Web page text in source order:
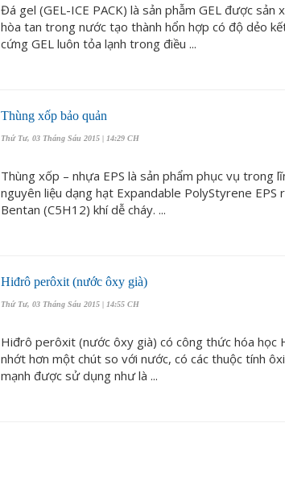
Đá gel (GEL-ICE PACK) là sản phẫm GEL được sản
hòa tan trong nước tạo thành hổn hợp có độ dẻo
cứng GEL luôn tỏa lạnh trong điều ...
Thùng xốp bảo quản
Thứ Tư, 03 Tháng Sáu 2015 | 14:29 CH
Thùng xốp – nhựa EPS là sản phẩm phục vụ trong
nguyên liệu dạng hạt Expandable PolyStyrene EPS
Bentan (C5H12) khí dễ cháy. ...
Hiđrô perôxit (nước ôxy già)
Thứ Tư, 03 Tháng Sáu 2015 | 14:55 CH
Hiđrô perôxit (nước ôxy già) có công thức hóa
nhớt hơn một chút so với nước, có các thuộc tính
mạnh được sử dụng như là ...